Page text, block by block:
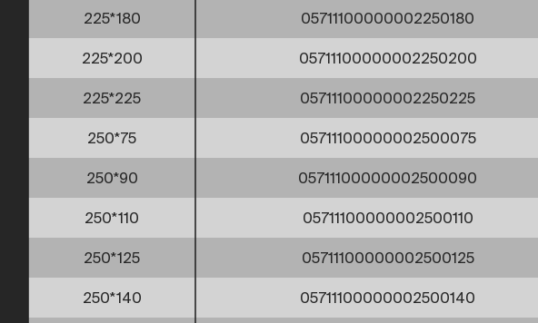
225*180 05711100000002250180
225*200 05711100000002250200
225*225 05711100000002250225
250*75 05711100000002500075
250*90 05711100000002500090
250*110 05711100000002500110
250*125 05711100000002500125
250*140 05711100000002500140